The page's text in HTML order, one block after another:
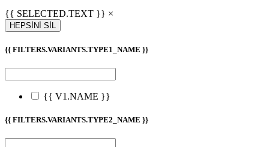
{{ SELECTED.TEXT }} ×
HEPSİNİ SİL
{{ FILTERS.VARIANTS.TYPE1_NAME }}
{{ V1.NAME }}
{{ FILTERS.VARIANTS.TYPE2_NAME }}